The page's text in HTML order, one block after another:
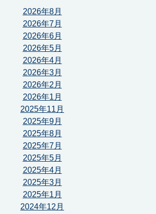
2026年8月
2026年7月
2026年6月
2026年5月
2026年4月
2026年3月
2026年2月
2026年1月
2025年11月
2025年9月
2025年8月
2025年7月
2025年5月
2025年4月
2025年3月
2025年1月
2024年12月